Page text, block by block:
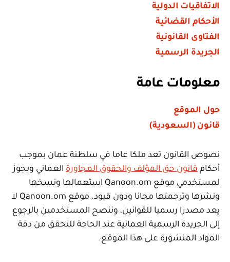
الاتفاقيات الدولية
الأحكام القضائية
الفتاوى القانونية
الجريدة الرسمية
معلومات عامة
حول الموقع
قانون (السعودية)
نصوص القانون تعد ملكا عاما في سلطنة عمان بموجب
أحكام قانون حق المؤلف والحقوق المجاورة العماني ويجوز
لمستخدمي موقع Qanoon.om استعمالها ونسخها
ونشرها وترجمتها مجانا ودون قيود. موقع Qanoon.om لا
يعد مصدرا رسميا للقوانين، وننصح المستخدمين بالرجوع
إلى الجريدة الرسمية العمانية عند الحاجة للتحقق من دقة
المواد المنشورة على هذا الموقع.